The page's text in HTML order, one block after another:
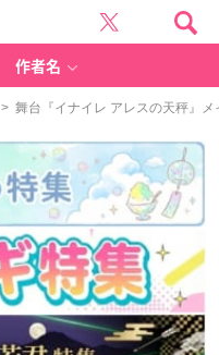
作者名
> 舞台『イナイレ アレスの天秤』